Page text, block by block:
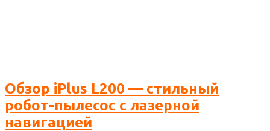
Обзор iPlus L200 — стильный
робот-пылесос с лазерной
навигацией